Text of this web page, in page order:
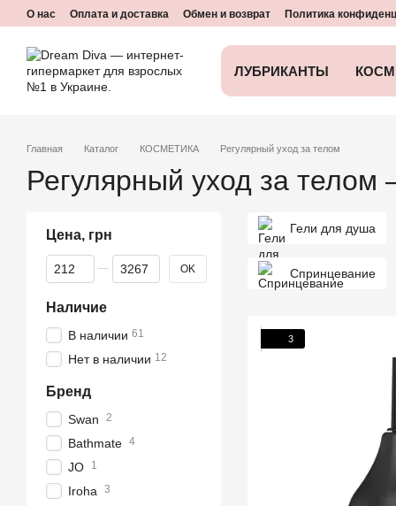
Перейти к основному контенту
О нас Оплата и доставка Обмен и возврат Политика
ЛУБРИКАНТЫ
Главная Каталог КОСМЕТИКА Регулярный уход за телом
Регулярный уход за телом
Гели для душа
Спринцевание
3
Цена, грн
От Цена, грн
До Цена, грн OK
Наличие
В наличии 61
Нет в наличии 12
Бренд
Swan 2
Bathmate 4
JO 1
Iroha 3